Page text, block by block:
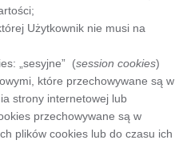
Użytkownik nie musi na
„sesyjne” (session cookies)
które przechowywane są w
strony internetowej lub
przechowywane są w
plików cookies lub do czasu ich